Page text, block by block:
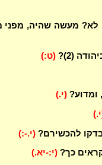
לא? מעשה שהיה, מפני
(2)? (ט:)
ומדוע?(י.)
להכשירם?(י.-:)
כך?(י:-יא.)